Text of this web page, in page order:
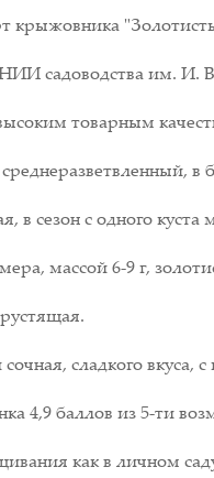
садоводства им. И.
товарным
в сезон с одного куста
массой 6-9 г,
сладкого вкуса,
4,9 баллов из 5-ти
как в личном